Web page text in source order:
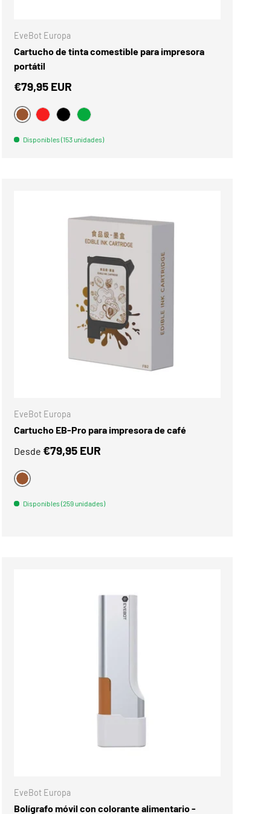
EveBot Europa
Cartucho de tinta comestible para impresora
portátil
€79,95 EUR
BRAUNPUTREFACCIÓN
NEGROVERDE
Disponibles (153 unidades)
EveBot Europa
Cartucho EB-Pro para impresora de café
Desde €79,95 EUR
BRAUN
Disponibles (259 unidades)
EveBot Europa
Bolígrafo móvil con colorante alimentario -